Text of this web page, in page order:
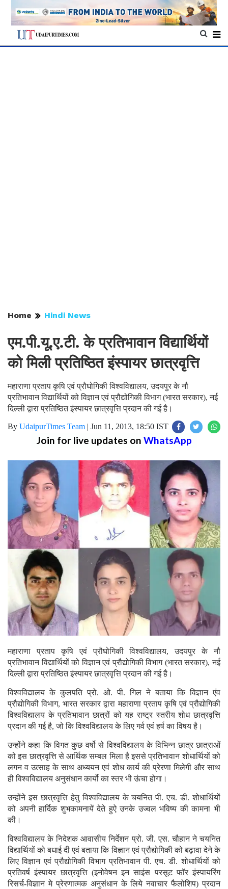
Home Hindi News
एम.पी.यू.ए.टी. के प्रतिभावान विद्यार्थियों
को मिली प्रतिष्ठित इंस्पायर छात्रवृत्ति
महाराणा प्रताप कृषि एवं प्रौघोगिकी विश्वविद्यालय, उदयपुर के नौ
प्रतिभावान विद्यार्थियों को विज्ञान एवं प्रौद्योगिकी विभाग (भारत सरकार), नई
दिल्ली द्वारा प्रतिष्ठित इंस्पायर छात्रवृत्ति प्रदान की गई है।
By UdaipurTimes Team | Jun 11, 2013, 18:50 IST
Join for live updates on WhatsApp
महाराणा प्रताप कृषि एवं प्रौघोगिकी विश्वविद्यालय, उदयपुर के नौ
प्रतिभावान विद्यार्थियों को विज्ञान एवं प्रौद्योगिकी विभाग (भारत सरकार), नई
दिल्ली द्वारा प्रतिष्ठित इंस्पायर छात्रवृत्ति प्रदान की गई है।
विश्वविद्यालय के कुलपति प्रो. ओ. पी. गिल ने बताया कि विज्ञान एंव
प्रौद्योगिकी विभाग, भारत सरकार द्वारा महाराणा प्रताप कृषि एवं प्रौद्योगिकी
विश्वविद्यालय के प्रतिभावान छात्रों को यह राष्ट्र स्तरीय शोध छात्रवृत्ति
प्रदान की गई है, जो कि विश्वविद्यालय के लिए गर्व एवं हर्ष का विषय है।
उन्होंने कहा कि विगत कुछ वर्षो से विश्वविद्यालय के विभिन्न छात्र छात्राओं
को इस छात्रवृत्ति से आर्थिक सम्बल मिला है इससे प्रतिभावान शोधार्थियों को
लगन व उत्साह के साथ अध्ययन एवं शोध कार्य की प्रेरणा मिलेगी और साथ
ही विश्वविद्यालय अनुसंधान कार्यो का स्तर भी ऊंचा होगा।
उन्होंने इस छात्रवृत्ति हेतु विश्वविद्यालय के चयनित पी. एच. डी. शोधार्थियों
को अपनी हार्दिक शुभकामनायें देते हुऐ उनके उज्वल भविष्य की कामना भी
की।
विश्वविद्यालय के निदेशक आवासीय निर्देशन प्रो. जी. एस. चौहान ने चयनित
विद्यार्थियों को बधाई दी एवं बताया कि विज्ञान एवं प्रौद्योगिकी को बढ़ावा देने के
लिए विज्ञान एवं प्रौद्योगिकी विभाग प्रतिभावान पी. एच. डी. शोधार्थियों को
प्रतिवर्ष इंस्पायर छात्रवृत्ति (इनोवेषन इन साइंस परसूट फॉर इंस्पायरिंग
रिसर्च-विज्ञान मे प्रेरणात्मक अनुसंधान के लिये नवाचार फैलोशिप) प्रदान